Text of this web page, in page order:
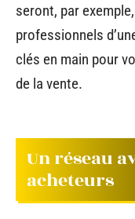
seront, par
professionnels
clés en main pour
de la vente.
Un réseau
acheteurs